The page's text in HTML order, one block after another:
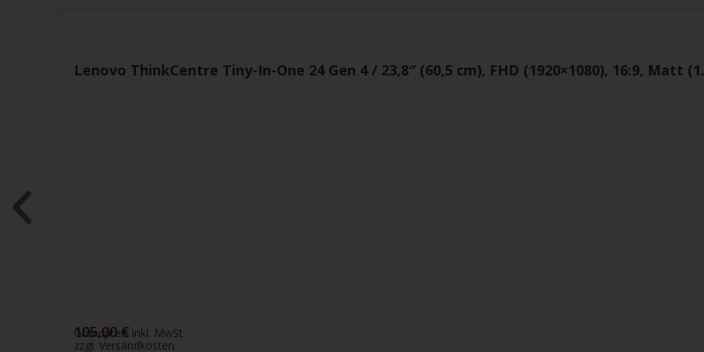
Lenovo ThinkCentre Tiny-In-One 24 Gen 4 / 23,8″ (60,5 cm), FHD (1920×1080), 16:9, Matt
105,00€
Grundpreis inkl. MwSt.
zzgl. Versandkosten